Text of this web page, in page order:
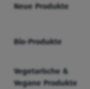
Neue Produkte
Bio-Produkte
Vegetarische &
Vegane Produkte